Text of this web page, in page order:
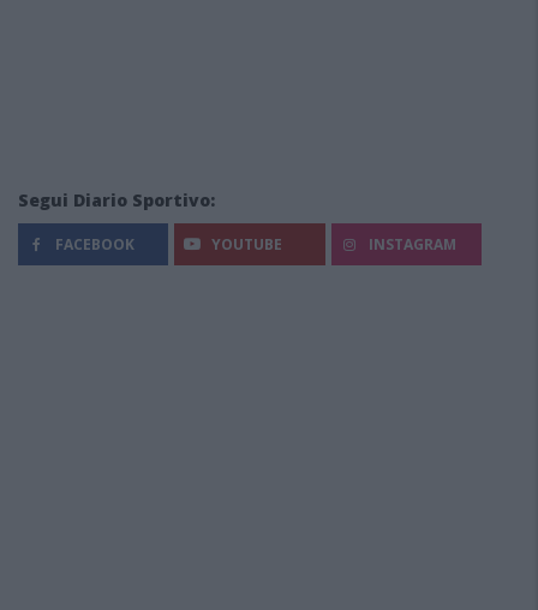
Segui Diario Sportivo:
FACEBOOK YOUTUBE INSTAGRAM